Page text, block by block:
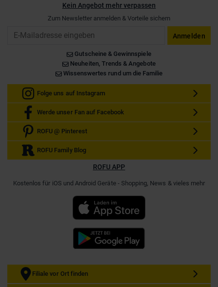
Kein Angebot mehr verpassen
Zum Newsletter anmelden & Vorteile sichern
Anmelden
Gutscheine & Gewinnspiele
Neuheiten, Trends & Angebote
Wissenswertes rund um die Familie
Folge uns auf Instagram
Werde unser Fan auf Facebook
ROFU @ Pinterest
ROFU Family Blog
ROFU APP
Kostenlos für iOS und Android Geräte - Shopping, News & vieles mehr
Filiale vor Ort finden